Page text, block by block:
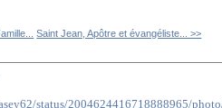
Saint Jean, Apôtre et évangéliste... >>